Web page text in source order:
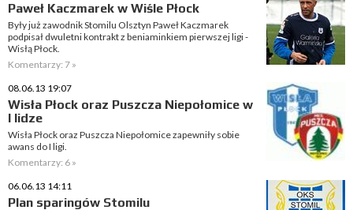
Paweł Kaczmarek w Wiśle Płock
Były już zawodnik Stomilu Olsztyn Paweł Kaczmarek
podpisał dwuletni kontrakt z beniaminkiem pierwszej ligi -
Wisłą Płock.
Komentarzy: 7 »
08.06.13 19:07
Wisła Płock oraz Puszcza Niepołomice w
I lidze
Wisła Płock oraz Puszcza Niepołomice zapewniły sobie
awans do I ligi.
Komentarzy: 6 »
06.06.13 14:11
Plan sparingów Stomilu